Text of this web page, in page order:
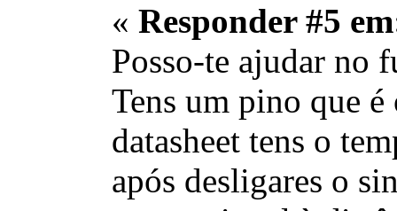
« Responder #5
Posso-te ajudar no
Tens um pino que
datasheet tens o
após desligares o